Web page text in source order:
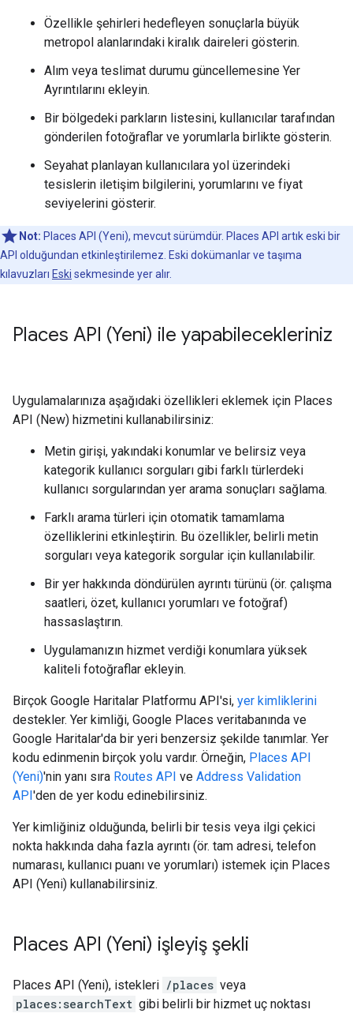
Özellikle şehirleri hedefleyen sonuçlarla büyük
metropol alanlarındaki kiralık daireleri gösterin.
Alım veya teslimat durumu güncellemesine Yer
Ayrıntılarını ekleyin.
Bir bölgedeki parkların listesini, kullanıcılar tarafından
gönderilen fotoğraflar ve yorumlarla birlikte gösterin.
Seyahat planlayan kullanıcılara yol üzerindeki
tesislerin iletişim bilgilerini, yorumlarını ve fiyat
seviyelerini gösterir.
Not: Places API (Yeni), mevcut sürümdür. Places API artık eski bir
API olduğundan etkinleştirilemez. Eski dokümanlar ve taşıma
kılavuzları Eski sekmesinde yer alır.
Places API (Yeni) ile yapabilecekleriniz
Uygulamalarınıza aşağıdaki özellikleri eklemek için Places
API (New) hizmetini kullanabilirsiniz:
Metin girişi, yakındaki konumlar ve belirsiz veya
kategorik kullanıcı sorguları gibi farklı türlerdeki
kullanıcı sorgularından yer arama sonuçları sağlama.
Farklı arama türleri için otomatik tamamlama
özelliklerini etkinleştirin. Bu özellikler, belirli metin
sorguları veya kategorik sorgular için kullanılabilir.
Bir yer hakkında döndürülen ayrıntı türünü (ör. çalışma
saatleri, özet, kullanıcı yorumları ve fotoğraf)
hassaslaştırın.
Uygulamanızın hizmet verdiği konumlara yüksek
kaliteli fotoğraflar ekleyin.
Birçok Google Haritalar Platformu API'si, yer kimliklerini
destekler. Yer kimliği, Google Places veritabanında ve
Google Haritalar'da bir yeri benzersiz şekilde tanımlar. Yer
kodu edinmenin birçok yolu vardır. Örneğin, Places API
(Yeni)'nin yanı sıra Routes API ve Address Validation
API'den de yer kodu edinebilirsiniz.
Yer kimliğiniz olduğunda, belirli bir tesis veya ilgi çekici
nokta hakkında daha fazla ayrıntı (ör. tam adresi, telefon
numarası, kullanıcı puanı ve yorumları) istemek için Places
API (Yeni) kullanabilirsiniz.
Places API (Yeni) işleyiş şekli
Places API (Yeni), istekleri /places veya
places:searchText gibi belirli bir hizmet uç noktası